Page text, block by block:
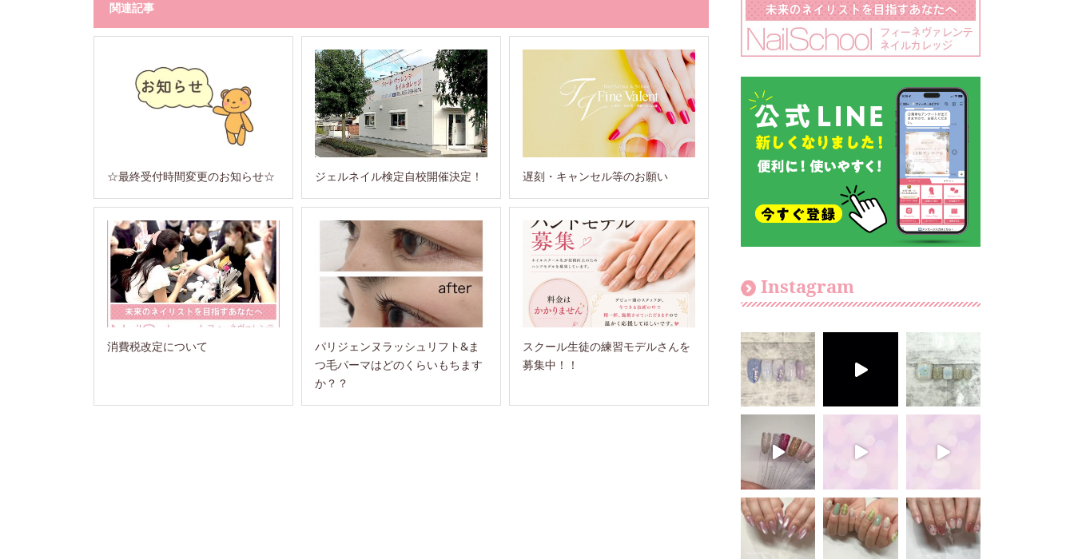
関連記事
☆最終受付時間変更のお知らせ☆ ジェルネイル検定自校開催決定！ 遅刻・キャンセル等のお願い
消費税改定について
パリジェンヌラッシュリフト&ま
つ毛パーマはどのくらいもちます
か？？
スクール生徒の練習モデルさんを
募集中！！
Instagram